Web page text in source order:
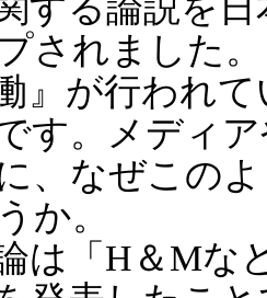
されました
』が行われ
す。メディ
、なぜこの
か。
は「H＆Mな